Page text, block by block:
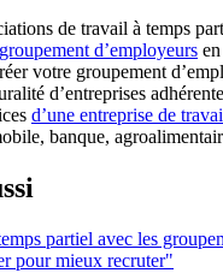
de travail à temps
d’employeurs
votre groupement
d’entreprises
d’une entreprise de
banque,
partiel avec les
pour mieux recruter"